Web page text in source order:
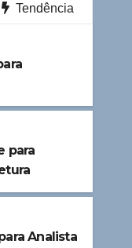
Tendência
para
Analista